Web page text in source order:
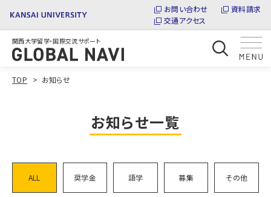
お問い合わせ
資料請求
交通アクセス
関西大学留学・国際交流サポート
TOP お知らせ
お知らせ一覧
ALL 奨学金 語学 募集 その他